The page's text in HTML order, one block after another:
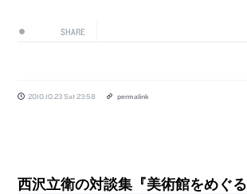
SHARE
2010.10.23 Sat 23:58 permalink
西沢立衛の対談集『美術館をめぐる